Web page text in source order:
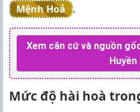
Mệnh Hoả .
Xem căn cứ và nguồn
Huyền
Mức độ hài hoà